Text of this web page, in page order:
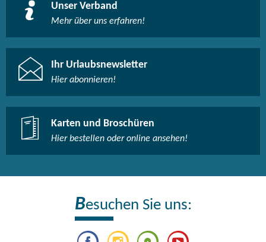
Unser Verband
Mehr über uns erfahren!
Ihr Urlaubsnewsletter
Hier abonnieren!
Karten und Broschüren
Hier bestellen oder online ansehen!
Besuchen Sie uns: